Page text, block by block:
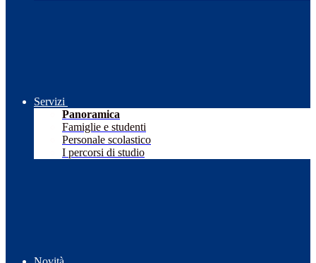
Servizi
Panoramica
Famiglie e studenti
Personale scolastico
I percorsi di studio